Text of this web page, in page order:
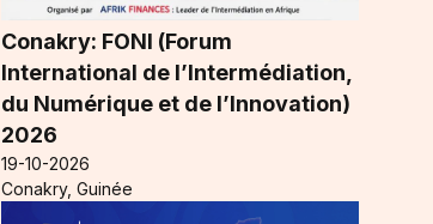
Conakry: FONI (Forum
International de l’Intermédiation,
du Numérique et de l’Innovation)
2026
19-10-2026
Conakry, Guinée